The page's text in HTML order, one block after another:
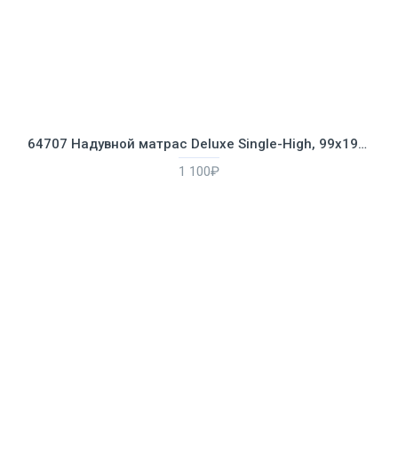
64707 Надувной матрас Deluxe Single-High, 99х191х25см
1 100₽